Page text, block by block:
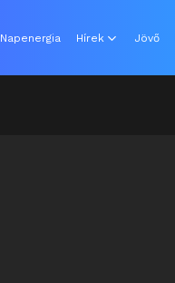
Napenergia Hírek Jövő